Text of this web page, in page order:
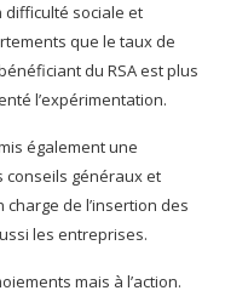
sociale et
que le taux de
du RSA est plus
l’expérimentation.
également une
conseils généraux et
charge de l’insertion des
les entreprises.
mais à l’action.